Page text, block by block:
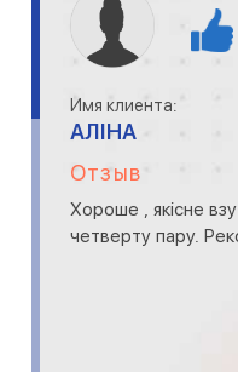
Имя клиента:
АЛІНА
Отзыв
Хороше , якісне
четверту пару.